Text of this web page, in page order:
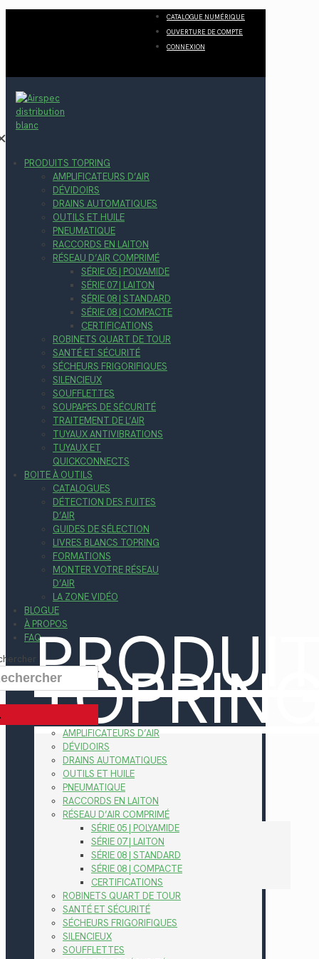
CATALOGUE NUMÉRIQUE
OUVERTURE DE COMPTE
CONNEXION
PRODUITS TOPRING
AMPLIFICATEURS D’AIR
DÉVIDOIRS
DRAINS AUTOMATIQUES
OUTILS ET HUILE
PNEUMATIQUE
RACCORDS EN LAITON
RÉSEAU D’AIR COMPRIMÉ
SÉRIE 05 | POLYAMIDE
SÉRIE 07 | LAITON
SÉRIE 08 | STANDARD
SÉRIE 08 | COMPACTE
CERTIFICATIONS
ROBINETS QUART DE TOUR
SANTÉ ET SÉCURITÉ
SÉCHEURS FRIGORIFIQUES
SILENCIEUX
SOUFFLETTES
SOUPAPES DE SÉCURITÉ
TRAITEMENT DE L’AIR
TUYAUX ANTIVIBRATIONS
TUYAUX ET
QUICKCONNECTS
BOITE À OUTILS
CATALOGUES
DÉTECTION DES FUITES
D’AIR
GUIDES DE SÉLECTION
LIVRES BLANCS TOPRING
FORMATIONS
MONTER VOTRE RÉSEAU
D’AIR
LA ZONE VIDÉO
BLOGUE
À PROPOS
FAQ
AMPLIFICATEURS D’AIR
DÉVIDOIRS
DRAINS AUTOMATIQUES
OUTILS ET HUILE
PNEUMATIQUE
RACCORDS EN LAITON
RÉSEAU D’AIR COMPRIMÉ
SÉRIE 05 | POLYAMIDE
SÉRIE 07 | LAITON
SÉRIE 08 | STANDARD
SÉRIE 08 | COMPACTE
CERTIFICATIONS
ROBINETS QUART DE TOUR
SANTÉ ET SÉCURITÉ
SÉCHEURS FRIGORIFIQUES
SILENCIEUX
SOUFFLETTES